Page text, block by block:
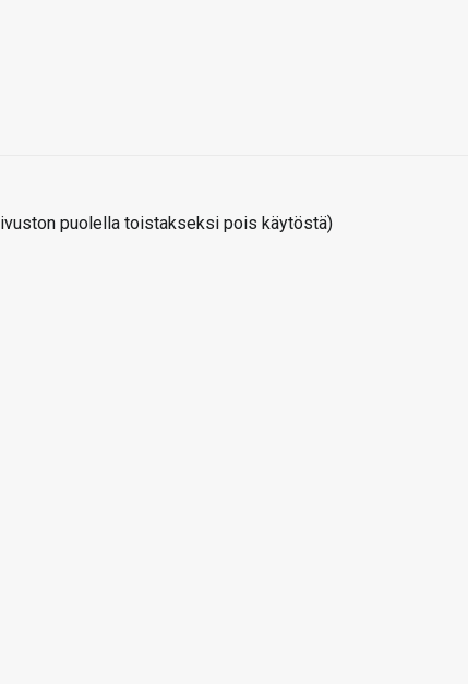
puolella toistakseksi pois käytöstä)